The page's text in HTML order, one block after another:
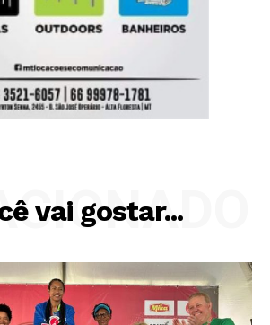
vai gostar...